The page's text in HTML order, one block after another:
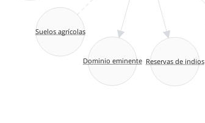
Suelos agrícolas
Dominio eminente Reservas de indios